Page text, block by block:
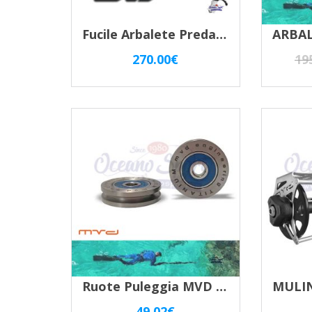
Fucile Arbalete Predator 90 Inverter Zeso
270.00€
Ruote Puleggia MVD TITANIO Per Inverter – Coppia